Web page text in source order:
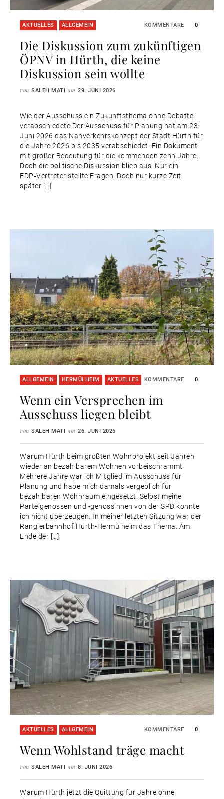
AKTUELLES ALLGEMEIN KOMMENTARE 0
Die Diskussion zum zukünftigen
ÖPNV in Hürth, die keine
Diskussion sein wollte
von SALEH MATI am 29. JUNI 2026
Wie der Ausschuss ein Zukunftsthema ohne Debatte
verabschiedete Der Ausschuss für Planung hat am 23.
Juni 2026 das Nahverkehrskonzept der Stadt Hürth für
die Jahre 2026 bis 2035 verabschiedet. Ein Dokument
mit großer Bedeutung für die kommenden zehn Jahre.
Doch die politische Diskussion blieb aus. Nur ein
FDP‑Vertreter stellte Fragen. Doch nur kurze Zeit
später […]
ALLGEMEIN HERMÜLHEIM AKTUELLES KOMMENTARE 0
Wenn ein Versprechen im
Ausschuss liegen bleibt
von SALEH MATI am 26. JUNI 2026
Warum Hürth beim größten Wohnprojekt seit Jahren
wieder an bezahlbarem Wohnen vorbeischrammt
Mehrere Jahre war ich Mitglied im Ausschuss für
Planung und habe mich damals vergeblich für
bezahlbaren Wohnraum eingesetzt. Selbst meine
Parteigenossen und -genossinnen von der SPD konnte
ich nicht überzeugen. In meiner letzten Sitzung war der
Rangierbahnhof Hürth-Hermülheim das Thema. Am
Ende der […]
AKTUELLES ALLGEMEIN KOMMENTARE 0
Wenn Wohlstand träge macht
von SALEH MATI am 8. JUNI 2026
Warum Hürth jetzt die Quittung für Jahre ohne